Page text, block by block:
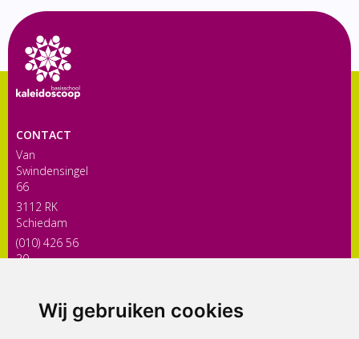
Wij gebruiken cookies
CONTACT
Van
Swindensingel
66
3112 RK
Schiedam
(010) 426 56
30
ONDERDEEL VAN